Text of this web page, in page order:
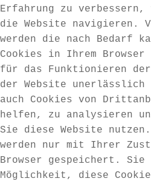
Erfahrung zu verbessern,
die Website navigieren.
werden die nach Bedarf
Cookies in Ihrem
für das Funktionieren der
der Website unerlässlich
auch Cookies von
helfen, zu analysieren
Sie diese Website
werden nur mit Ihrer
Browser gespeichert. Sie
Möglichkeit, diese